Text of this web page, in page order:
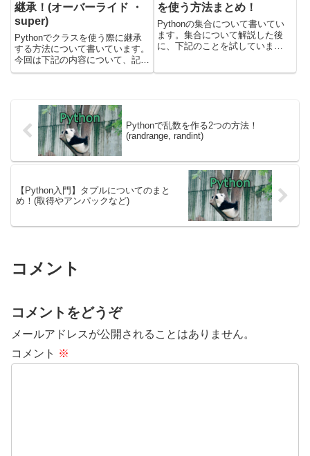
継承！(オーバーライド ・
super)
Pythonでクラスを使う際に継承
する方法について書いています。
今回は下記の内容について、記載
しています。・クラス継承につい
ついて載せているサンプルコード
はPythonのバージ...
を使う方法まとめ！
Pythonの集合について書いてい
ます。集合について解説した後
に、下記のことを試していま
Pythonで乱数を作る2つの方法！
(randrange, randint)
【Python入門】タプルについてのまと
め！(取得やアンパックなど)
コメント
コメントをどうぞ
メールアドレスが公開されることはありません。
コメント ※